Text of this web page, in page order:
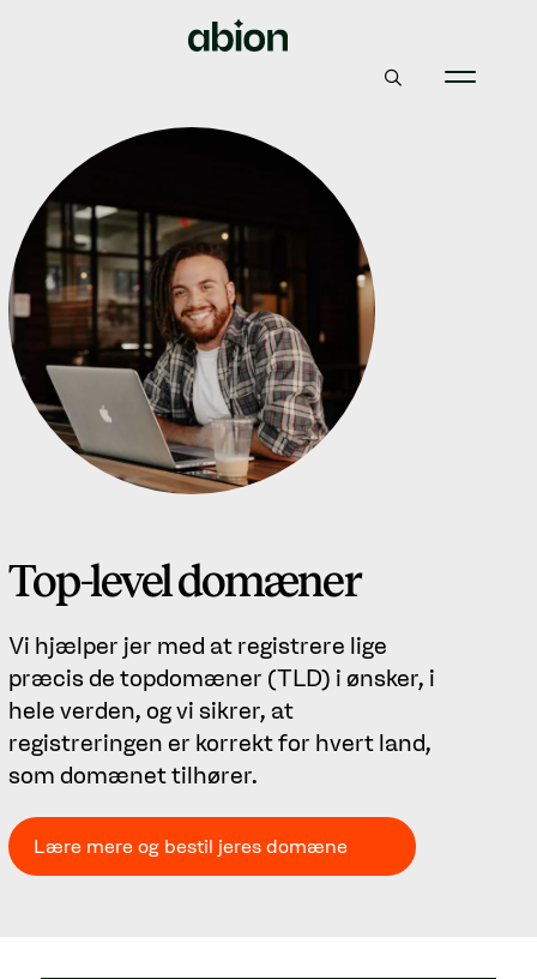
Top-level domæner
Vi hjælper jer med at registrere lige
præcis de topdomæner (TLD) i ønsker, i
hele verden, og vi sikrer, at
registreringen er korrekt for hvert land,
som domænet tilhører.
Lære mere og bestil jeres domæne